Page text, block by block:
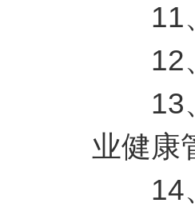
11、
12、
13、
业健康
14、